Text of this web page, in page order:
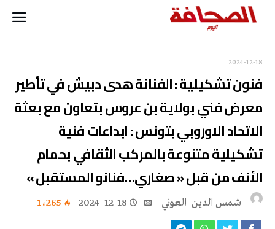
2024-12-18
فنون تشكيلية : الفنانة هدى دبيش في تأطير
معرض فني بولاية بن عروس بتعاون مع بعثة
الاتحاد الاوروبي بتونس : ابداعات فنية
تشكيلية متنوعة بالمركب الثقافي بحمام
الأنف من قبل « صغاري…فنانو المستقبل »
شمس‭ ‬الدين‭ ‬ العوني‭ ‬ 2024-12-18 1٬265